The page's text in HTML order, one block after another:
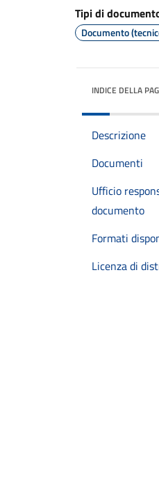
Tipi di
Documento
INDICE DELLA
Descrizione
Documenti
Ufficio
documento
Formati
Licenza di